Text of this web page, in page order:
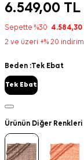
6.549,00 TL
Sepette %30 4.584,30
2 ve üzeri +% 20 indirim
Beden :Tek Ebat
Tek Ebat
Ürünün Diğer Renkleri